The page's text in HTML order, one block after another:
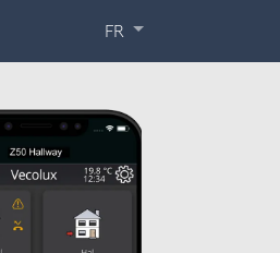
Contact
FR